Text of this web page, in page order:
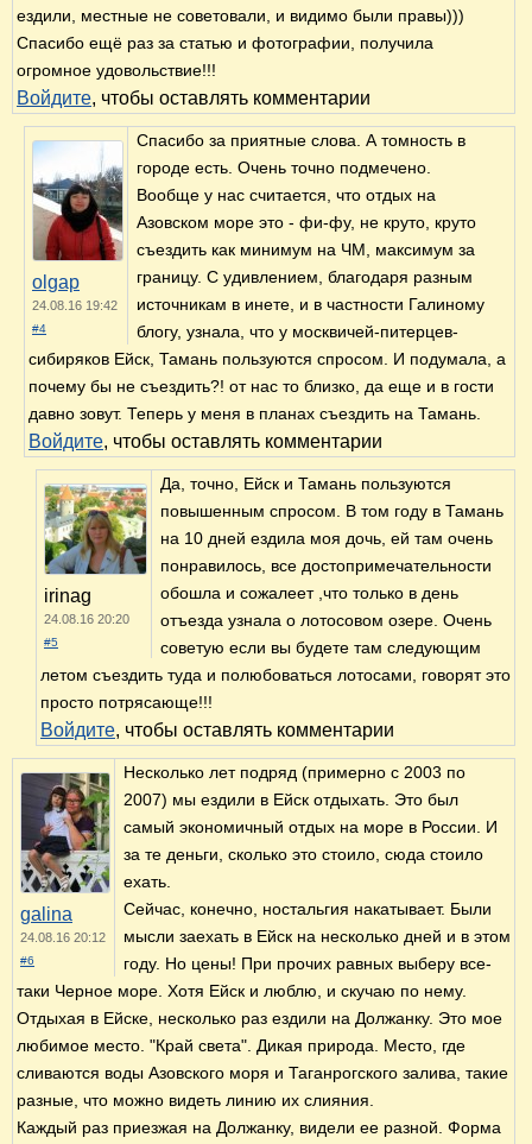
ездили, местные не советовали, и видимо были правы)))
Спасибо ещё раз за статью и фотографии, получила
огромное удовольствие!!!
Войдите, чтобы оставлять комментарии
olgap
24.08.16 19:42
#4
Спасибо за приятные слова. А томность в
городе есть. Очень точно подмечено.
Вообще у нас считается, что отдых на
Азовском море это - фи-фу, не круто, круто
съездить как минимум на ЧМ, максимум за
границу. С удивлением, благодаря разным
источникам в инете, и в частности Галиному
блогу, узнала, что у москвичей-питерцев-
сибиряков Ейск, Тамань пользуются спросом. И подумала, а
почему бы не съездить?! от нас то близко, да еще и в гости
давно зовут. Теперь у меня в планах съездить на Тамань.
Войдите, чтобы оставлять комментарии
irinag
24.08.16 20:20
#5
Да, точно, Ейск и Тамань пользуются
повышенным спросом. В том году в Тамань
на 10 дней ездила моя дочь, ей там очень
понравилось, все достопримечательности
обошла и сожалеет ,что только в день
отъезда узнала о лотосовом озере. Очень
советую если вы будете там следующим
летом съездить туда и полюбоваться лотосами, говорят это
просто потрясающе!!!
Войдите, чтобы оставлять комментарии
galina
24.08.16 20:12
#6
Несколько лет подряд (примерно с 2003 по
2007) мы ездили в Ейск отдыхать. Это был
самый экономичный отдых на море в России. И
за те деньги, сколько это стоило, сюда стоило
ехать.
Сейчас, конечно, ностальгия накатывает. Были
мысли заехать в Ейск на несколько дней и в этом
году. Но цены! При прочих равных выберу все-
таки Черное море. Хотя Ейск и люблю, и скучаю по нему.
Отдыхая в Ейске, несколько раз ездили на Должанку. Это мое
любимое место. "Край света". Дикая природа. Место, где
сливаются воды Азовского моря и Таганрогского залива, такие
разные, что можно видеть линию их слияния.
Каждый раз приезжая на Должанку, видели ее разной. Форма